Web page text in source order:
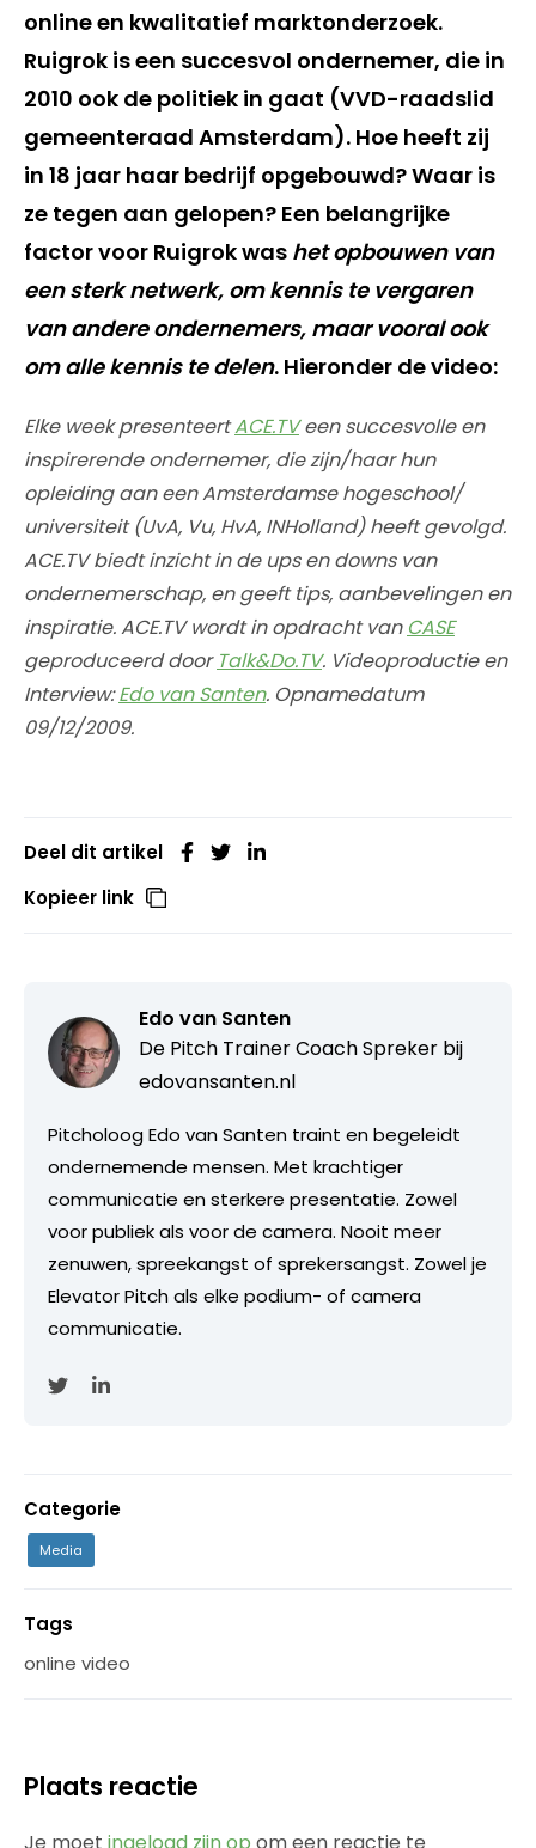
online en kwalitatief marktonderzoek.
Ruigrok is een succesvol ondernemer, die in
2010 ook de politiek in gaat (VVD-raadslid
gemeenteraad Amsterdam). Hoe heeft zij
in 18 jaar haar bedrijf opgebouwd? Waar is
ze tegen aan gelopen? Een belangrijke
factor voor Ruigrok was het opbouwen van
een sterk netwerk, om kennis te vergaren
van andere ondernemers, maar vooral ook
om alle kennis te delen. Hieronder de video:
Elke week presenteertACE.TVeen succesvolle en
inspirerende ondernemer, die zijn/haar hun
opleiding aan een Amsterdamse hogeschool/
universiteit (UvA, Vu, HvA, INHolland) heeft gevolgd.
ACE.TV biedt inzicht in de ups en downs van
ondernemerschap, en geeft tips, aanbevelingen en
inspiratie. ACE.TV wordt in opdracht van CASE
geproduceerd door Talk&Do.TV. Videoproductie en
Interview:Edo van Santen. Opnamedatum
09/12/2009.
Deel dit artikel
Kopieer link
Edo van Santen
De Pitch Trainer Coach Spreker bij
edovansanten.nl
Pitcholoog Edo van Santen traint en begeleidt
ondernemende mensen. Met krachtiger
communicatie en sterkere presentatie. Zowel
voor publiek als voor de camera. Nooit meer
zenuwen, spreekangst of sprekersangst. Zowel je
Elevator Pitch als elke podium- of camera
communicatie.
Categorie
Media
Tags
online video
Plaats reactie
Je moet ingelogd zijn op om een reactie te